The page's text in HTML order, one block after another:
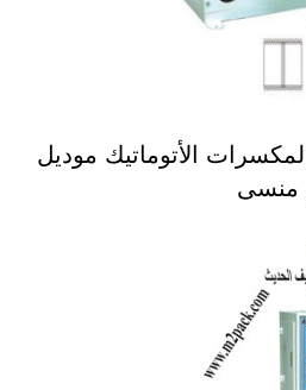
الأتوماتيك موديل